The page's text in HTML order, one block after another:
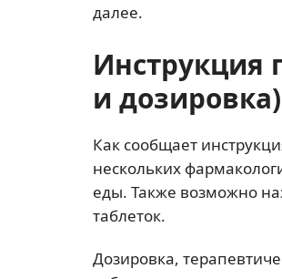
далее.
Инструкция
и дозировка)
Как сообщает
нескольких
еды. Также возможно
таблеток.
Дозировка,